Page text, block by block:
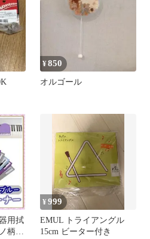
¥850
オルゴール
用拭
柄ブ
¥999
EMUL トライアングル
15cm ビーター付き